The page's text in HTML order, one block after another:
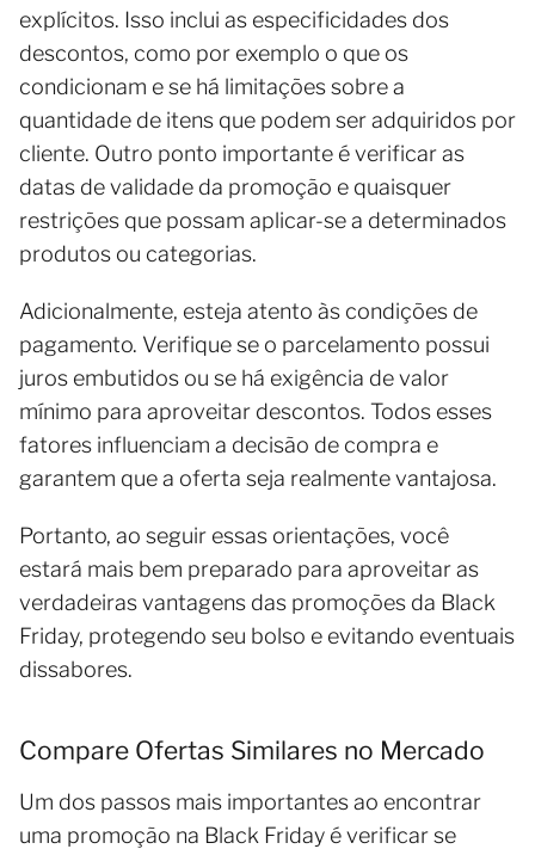
explícitos. Isso inclui as especificidades dos
descontos, como por exemplo o que os
condicionam e se há limitações sobre a
quantidade de itens que podem ser adquiridos por
cliente. Outro ponto importante é verificar as
datas de validade da promoção e quaisquer
restrições que possam aplicar-se a determinados
produtos ou categorias.
Adicionalmente, esteja atento às condições de
pagamento. Verifique se o parcelamento possui
juros embutidos ou se há exigência de valor
mínimo para aproveitar descontos. Todos esses
fatores influenciam a decisão de compra e
garantem que a oferta seja realmente vantajosa.
Portanto, ao seguir essas orientações, você
estará mais bem preparado para aproveitar as
verdadeiras vantagens das promoções da Black
Friday, protegendo seu bolso e evitando eventuais
dissabores.
Compare Ofertas Similares no Mercado
Um dos passos mais importantes ao encontrar
uma promoção na Black Friday é verificar se